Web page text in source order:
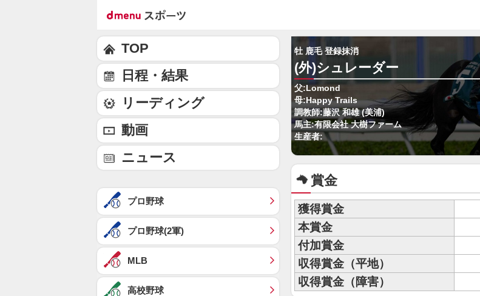
牡 鹿毛 登録抹消
(外)シュレーダー
父:Lomond
母:Happy Trails
調教師:藤沢 和雄 (美浦)
馬主:有限会社 大樹ファーム
生産者:
賞金
獲得賞金
本賞金
付加賞金
収得賞金（平地）
収得賞金（障害）
TOP
日程・結果
リーディング
動画
ニュース
プロ野球
プロ野球(2軍)
MLB
高校野球